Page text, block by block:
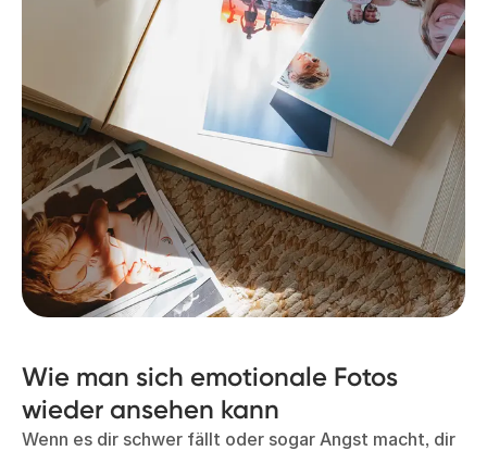
Wie man sich emotionale Fotos
wieder ansehen kann
Wenn es dir schwer fällt oder sogar Angst macht, dir